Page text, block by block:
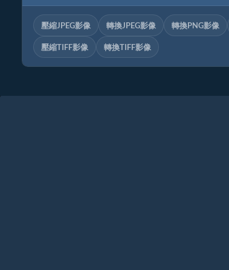
壓縮JPEG影像 轉換JPEG影像 轉換PNG影像
壓縮TIFF影像 轉換TIFF影像